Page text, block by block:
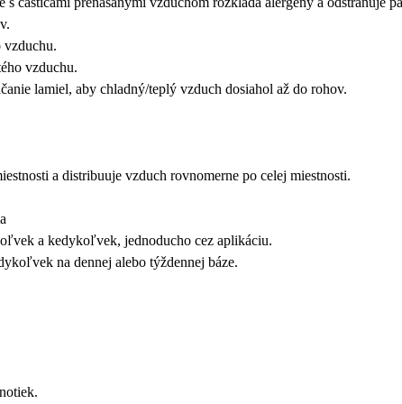
vzduchu.
vzduchu.
lamiel, aby chladný/teplý vzduch dosiahol až do rohov.
a distribuuje vzduch rovnomerne po celej miestnosti.
a kedykoľvek, jednoducho cez aplikáciu.
na dennej alebo týždennej báze.